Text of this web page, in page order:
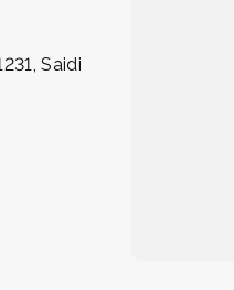
Saidi